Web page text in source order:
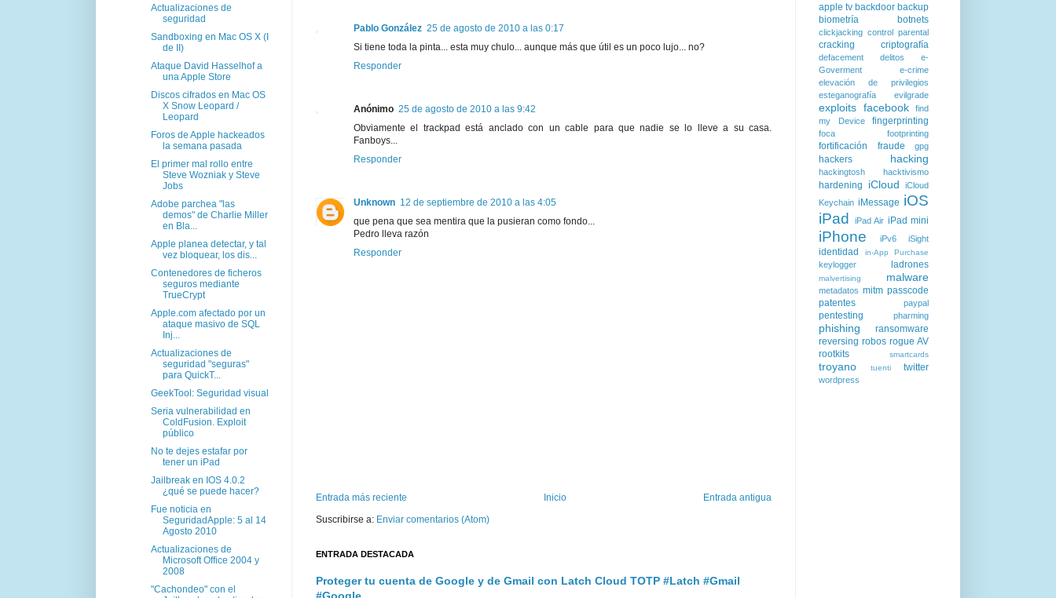
Pablo González 25 de agosto de 2010 a las 0:17
Si tiene toda la pinta... esta muy chulo... aunque más que útil es un poco lujo... no?
Responder
Anónimo 25 de agosto de 2010 a las 9:42
Obviamente el trackpad está anclado con un cable para que nadie se lo lleve a su casa.
Fanboys...
Responder
Unknown 12 de septiembre de 2010 a las 4:05
que pena que sea mentira que la pusieran como fondo...
Pedro lleva razón
Responder
Entrada más reciente Entrada antigua
Inicio
Suscribirse a: Enviar comentarios (Atom)
ENTRADA DESTACADA
Proteger tu cuenta de Google y de Gmail con Latch Cloud TOTP #Latch #Gmail
#Google
Actualizaciones de
seguridad
Sandboxing en Mac OS X (I
de II)
Ataque David Hasselhof a
una Apple Store
Discos cifrados en Mac OS
X Snow Leopard /
Leopard
Foros de Apple hackeados
la semana pasada
El primer mal rollo entre
Steve Wozniak y Steve
Jobs
Adobe parchea "las
demos" de Charlie Miller
en Bla...
Apple planea detectar, y tal
vez bloquear, los dis...
Contenedores de ficheros
seguros mediante
TrueCrypt
Apple.com afectado por un
ataque masivo de SQL
Inj...
Actualizaciones de
seguridad "seguras"
para QuickT...
GeekTool: Seguridad visual
Seria vulnerabilidad en
ColdFusion. Exploit
público
No te dejes estafar por
tener un iPad
Jailbreak en IOS 4.0.2
¿qué se puede hacer?
Fue noticia en
SeguridadApple: 5 al 14
Agosto 2010
Actualizaciones de
Microsoft Office 2004 y
2008
"Cachondeo" con el
apple tv backdoor backup
biometría
botnets
clickjacking control parental
cracking criptografía
defacement delitos
e-
Goverment
e-crime
elevación de privilegios
esteganografía
evilgrade
exploits facebook
find
my Device
fingerprinting
foca footprinting
fortificación fraude gpg
hackers hacking
hackingtosh hacktivismo
hardening iCloud
iCloud
Keychain iMessage iOS
iPad
iPad Air iPad mini
iPhone iPv6 iSight
identidad in-App Purchase
keylogger ladrones
malvertising malware
metadatos mitm passcode
patentes
paypal
pentesting pharming
phishing
ransomware
reversing robos rogue AV
rootkits
smartcards
troyano tuenti twitter
wordpress